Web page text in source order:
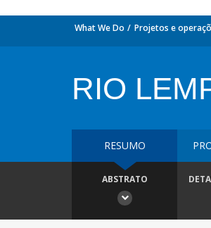
What We Do Projetos e
RIO
RESUMO
ABSTRATO